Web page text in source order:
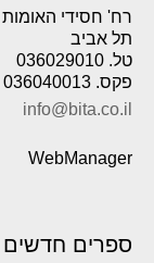
רח' חסידי האומות 24
תל אביב
טל. 036029010
פקס. 036040013
info@bita.co.il
WebManager
ספרים חדשים